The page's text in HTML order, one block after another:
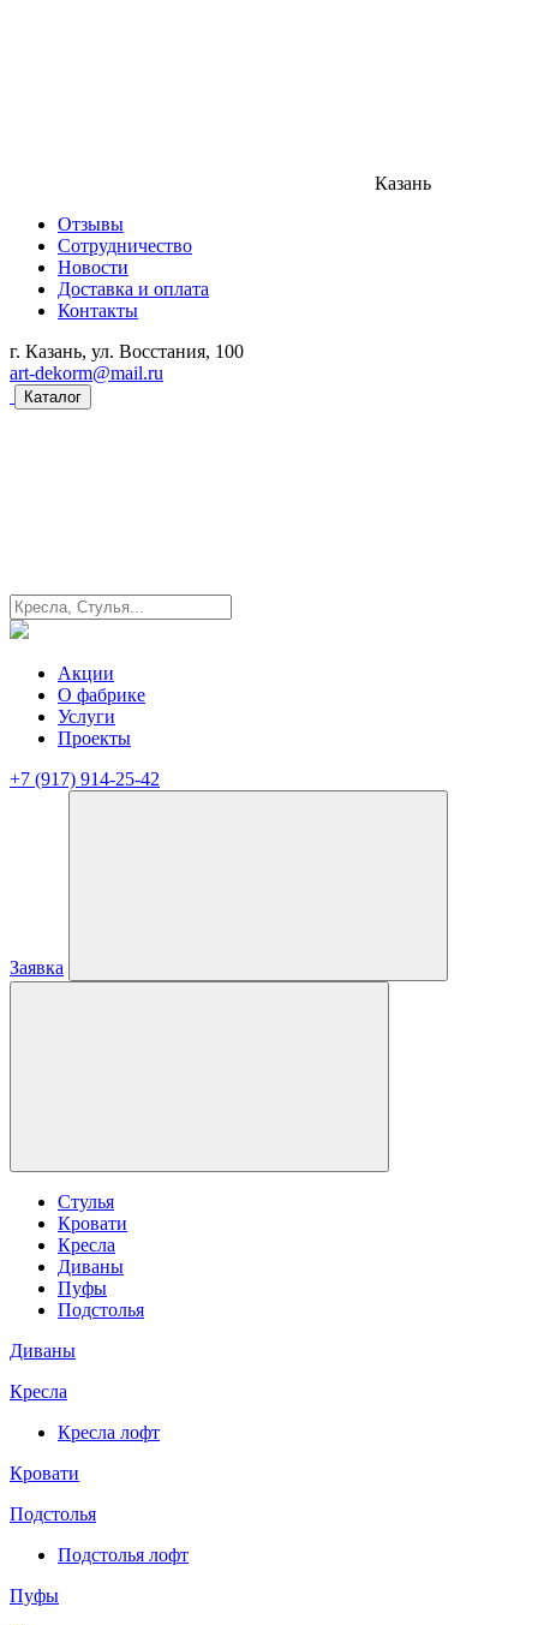
Казань
Отзывы
Сотрудничество
Новости
Доставка и оплата
Контакты
г. Казань, ул. Восстания, 100
art-dekorm@mail.ru
Каталог
Акции
О фабрике
Услуги
Проекты
+7 (917) 914-25-42
Заявка
Стулья
Кровати
Кресла
Диваны
Пуфы
Подстолья
Диваны
Кресла
Кресла лофт
Кровати
Подстолья
Подстолья лофт
Пуфы